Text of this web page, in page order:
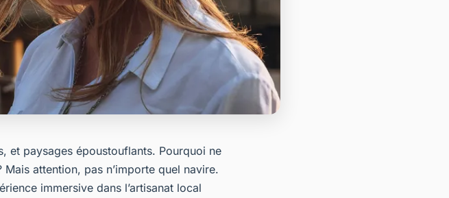
et paysages époustouflants. Pourquoi ne
attention, pas n’importe quel navire.
immersive dans l’artisanat local